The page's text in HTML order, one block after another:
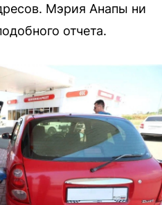
Мэрия Анапы ни
отчета.